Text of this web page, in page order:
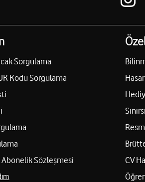
Sorgulama
Kodu Sorgulama
Abonelik Sözleşmesi
CV